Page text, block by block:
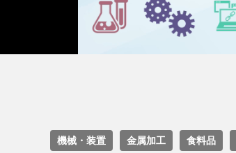
機械・装置 金属加工 食料品